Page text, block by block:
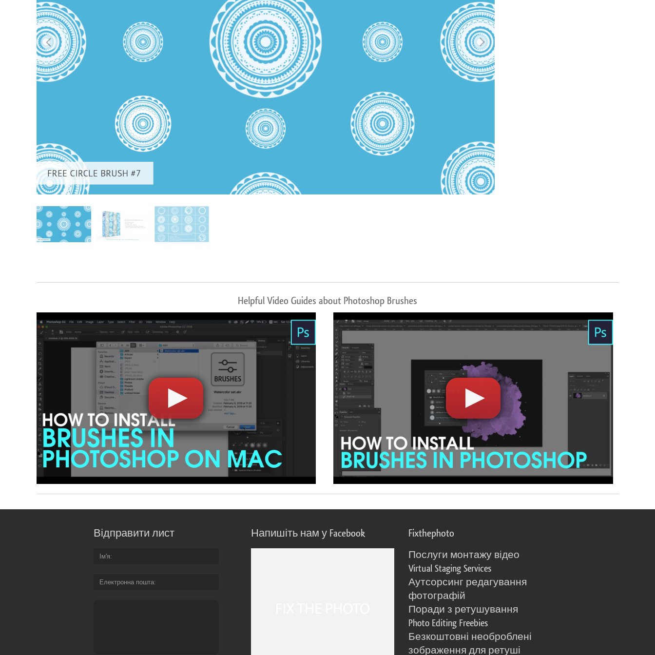
Сервіс ретуші товарів Редагування фото
ювелірних виробів
Video Editing Services
Helpful Video Guides about Photoshop Brushes
Відправити лист
Ім'я
Електронна пошта
Напишіть нам у Facebook Fixthephoto
Послуги монтажу відео
Virtual Staging Services
Аутсорсинг редагування
фотографій
Поради з ретушування
Photo Editing Freebies
Безкоштовні необроблені
зображення для ретуші